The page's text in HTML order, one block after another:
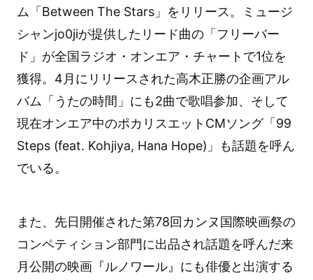
ム「Between The Stars」をリリース。ミュージ
シャンjo0jiが提供したリード曲の「フリーバー
ド」が全国ラジオ・オンエア・チャートで1位を
獲得。4月にリリースされた高木正勝の企画アル
バム「うたの時間」にも2曲で歌唱参加、そして
現在オンエア中のポカリスエットCMソング「99
Steps (feat. Kohjiya, Hana Hope)」も話題を呼ん
でいる。
また、先日開催された第78回カンヌ国際映画祭の
コンペティション部門に出品され話題を呼んだ来
月公開の映画『ルノワール』にも俳優と出演する